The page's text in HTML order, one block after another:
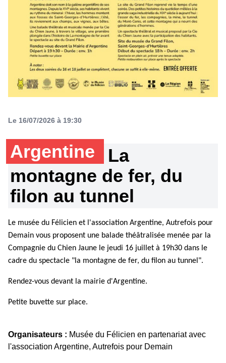
Le 16/07/2026 à 19:30
Argentine
La
montagne de fer, du
filon au tunnel
Le musée du Félicien et l'association Argentine, Autrefois pour
Demain vous proposent une balade théâtralisée menée par la
Compagnie du Chien Jaune le jeudi 16 juillet à 19h30 dans le
cadre du spectacle "la montagne de fer, du filon au tunnel".
Rendez-vous devant la mairie d'Argentine.
Petite buvette sur place.
Organisateurs : Musée du Félicien en partenariat avec
l'association Argentine, Autrefois pour Demain